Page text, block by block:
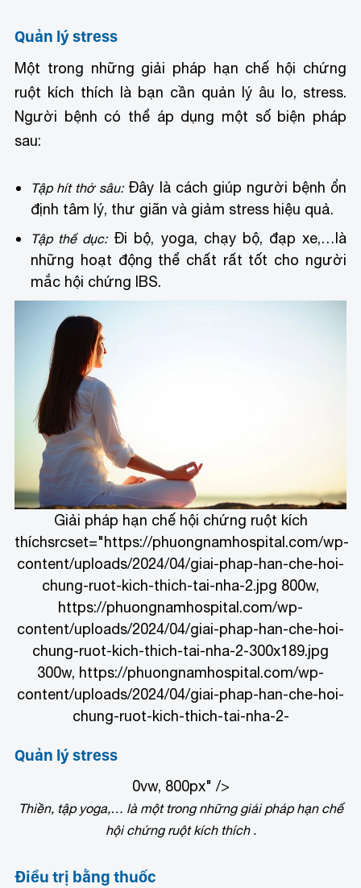
Quản lý stress
Một trong những giải pháp hạn chế hội chứng
ruột kích thích là bạn cần quản lý âu lo, stress.
Người bệnh có thể áp dụng một số biện pháp
sau:
Tập hít thở sâu:Đây là cách giúp người bệnh ổn
định tâm lý, thư giãn và giảm stress hiệu quả.
Tập thể dục:Đi bộ, yoga, chạy bộ, đạp xe,…là
những hoạt động thể chất rất tốt cho người
mắc hội chứng IBS.
Giải pháp hạn chế hội chứng ruột kích
thíchsrcset="https://phuongnamhospital.com/wp-
content/uploads/2024/04/giai-phap-han-che-hoi-
chung-ruot-kich-thich-tai-nha-2.jpg 800w,
https://phuongnamhospital.com/wp-
content/uploads/2024/04/giai-phap-han-che-hoi-
chung-ruot-kich-thich-tai-nha-2-300x189.jpg
300w, https://phuongnamhospital.com/wp-
content/uploads/2024/04/giai-phap-han-che-hoi-
chung-ruot-kich-thich-tai-nha-2-
Quản lý stress
0vw, 800px" />
Thiền, tập yoga,… là một trong những giải pháp hạn chế
hội chứng ruột kích thích .
Điều trị bằng thuốc